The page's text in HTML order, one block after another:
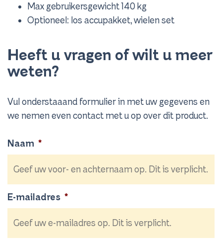
Max gebruikersgewicht 140 kg
Optioneel: los accupakket, wielen set
Heeft u vragen of wilt u meer
weten?
Vul onderstaaand formulier in met uw gegevens en
we nemen even contact met u op over dit product.
Naam *
E-mailadres *